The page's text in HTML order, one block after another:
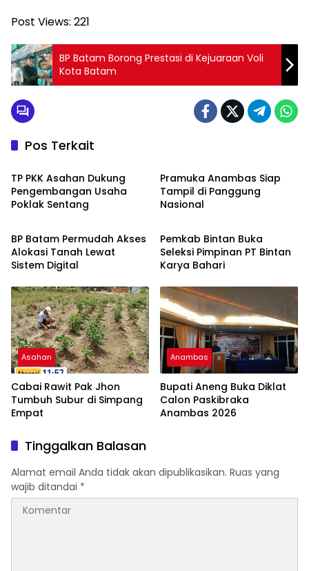
Post Views: 221
BP Batam Borong Prestasi di Kejuaraan Voli
Kota Batam
Pos Terkait
Asahan
TP PKK Asahan Dukung
Pengembangan Usaha
Poklak Sentang
Pramuka Anambas Siap
Tampil di Panggung
Nasional
Batam
BP Batam Permudah Akses
Alokasi Tanah Lewat
Sistem Digital
Bintan
Pemkab Bintan Buka
Seleksi Pimpinan PT Bintan
Karya Bahari
Asahan
Cabai Rawit Pak Jhon
Tumbuh Subur di Simpang
Empat
Anambas
Bupati Aneng Buka Diklat
Calon Paskibraka
Anambas 2026
Tinggalkan Balasan
Alamat email Anda tidak akan dipublikasikan. Ruas yang
wajib ditandai *